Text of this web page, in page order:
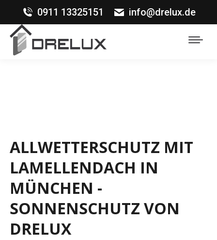
0911 13325151 info@drelux.de
ALLWETTERSCHUTZ MIT
LAMELLENDACH IN
MÜNCHEN -
SONNENSCHUTZ VON
DRELUX